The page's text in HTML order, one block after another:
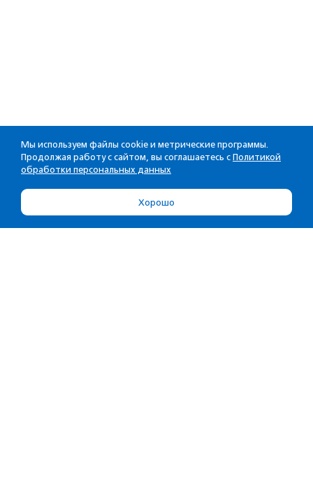
Мы используем файлы cookie и метрические программы.
Продолжая работу с сайтом, вы соглашаетесь с Политикой
обработки персональных данных
Хорошо